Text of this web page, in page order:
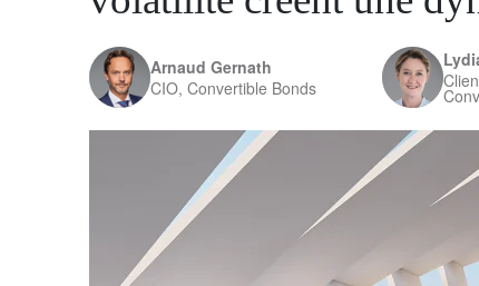
Arnaud Gernath
CIO, Convertible Bonds